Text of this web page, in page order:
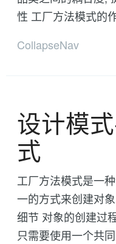
性 工厂方法模式的
CollapseNav
设计模
式
工厂方法模式是一
一的方式来创建对
细节 对象的创建过
只需要使用一个共